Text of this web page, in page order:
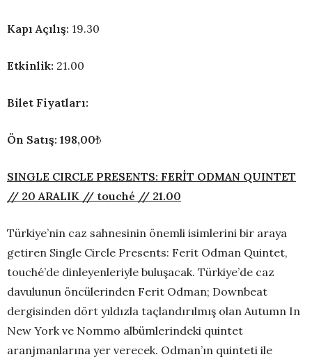
Kapı Açılış: 19.30
Etkinlik: 21.00
Bilet Fiyatları:
Ön Satış: 198,00₺
SINGLE CIRCLE PRESENTS: FERİT ODMAN QUINTET
// 20 ARALIK // touché // 21.00
Türkiye’nin caz sahnesinin önemli isimlerini bir araya
getiren Single Circle Presents: Ferit Odman Quintet,
touché’de dinleyenleriyle buluşacak. Türkiye’de caz
davulunun öncülerinden Ferit Odman; Downbeat
dergisinden dört yıldızla taçlandırılmış olan Autumn In
New York ve Nommo albümlerindeki quintet
aranjmanlarına yer verecek. Odman’ın quinteti ile